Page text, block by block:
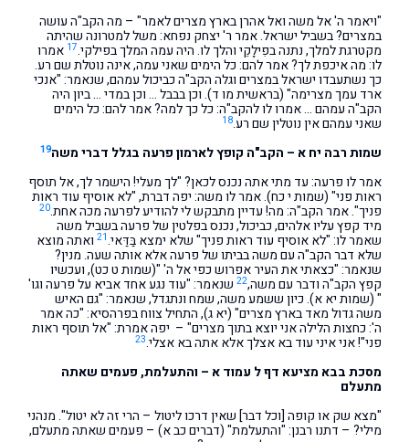
"ויאמר ה' אל משה ואל אהרן בארץ מצרים לאמר" – מה הקב"ה עושה
במצרים? בשביל ישראל. אמר ר' יצחק נפחא: משל למטרונה שהיתה
מקטרגת למלך, נתנה בפִילָקֵי והלך לו. היה עמה המלך בפילקי.17 אמרו
לו: מה איכפת לך? אמר להם: כל הימים שאני עמה, אינה נוטלת שם רע.
כך נשתעבדו ישראל במצרים וגלה הקב"ה כביכול עמהם, שנאמר: "אנכי
ארד עמך מצרימה" (בראשית מו ד). וכן בבבל … וכן במדי … ביון היה
הקב"ה עמהם … אמרו לו להקב"ה: כל כך למה? אמר להם: כל הימים
שאני עמהם אין נוטלין שם רע.18
שמות רבה יח א – הקב"ה קופץ לארמון פרעה בגלל דברי משה19
אמר לו פרעה: עד מתי אתה נכנס לכאן? "לך מעלי! הישמר לך, אל תוסף
ראות פני" (שמות י כח). אמר לו משה: יפה דברת, "לא אוסיף עוד ראות
פניך". אמר הקב"ה: מה! עדיין מתבקש לי להודיע לפרעה מכה אחת.20
מיד קפץ עליו אלהים, כביכול, נכנס בפלטין של פרעה בשביל משה
שאמר לו: "לא אוסיף עוד ראות פניך" שלא ימצא בַּדַּאי.21 ואתה מוצא
שלא דבר הקב"ה עם משה בביתו של פרעה אלא אותה שעה. מנין?
שנאמר: "כצאתי את העיר אפרוש כפי אל ה' "(שמות ט כט), ועכשיו
קפץ הקב"ה ודבר עם משה,22 שנאמר: "עוד נגע אחד אביא על פרעה וגו'
" (שמות יא א). כיון ששמע משה, שמח ונתגדל, שנאמר: "גם האיש
משה גדול מאד בארץ מצרים" (יא ג), התחיל צווח בפרהסיא: "כה אמר
ה': כחצות הלילה אני יוצא בתוך מצרים" – יפה אמרת: "אל תוסף ראות
פני"! אני איני עוד בא אצלך אלא אתה בא אצלי.23
מסכת בבא מציעא דף ל עמוד א – והתעלמת, פעמים שאתה
מתעלם
"מצא שק או קופה [וכל דבר] שאין דרכו ליטול – הרי זה לא יטול". מנהני
מילי? – דתנו רבנן: "והתעלמת" (דברים כב א) – פעמים שאתה מתעלם,